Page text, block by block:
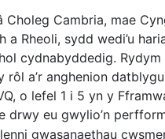
Cambria, mae
Rheoli, sydd wedi’u
cydnabyddedig.
a’r anghenion
o lefel 1 i 5 yn y
drwy eu gwylio’n
gwasanaethau